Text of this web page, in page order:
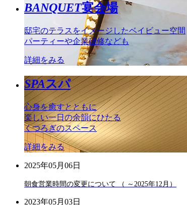
BANQUET宴会場
邸宅のテラスをイメージしたベイビュー空間
パーティーや企業研修なども
詳細をみる
SPAスパ
心身を癒すとともに
楽しい一日の余韻にひたる
くつろぎのスペース
詳細をみる
2025年05月06日
朝食営業時間の変更について （ ～2025年12月）
2023年05月03日